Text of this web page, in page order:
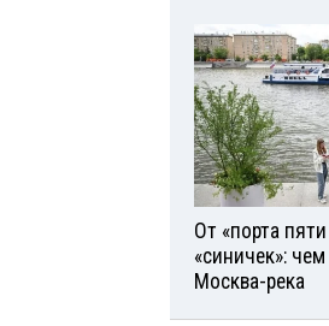
От «порта
«синичек»:
Москва-река